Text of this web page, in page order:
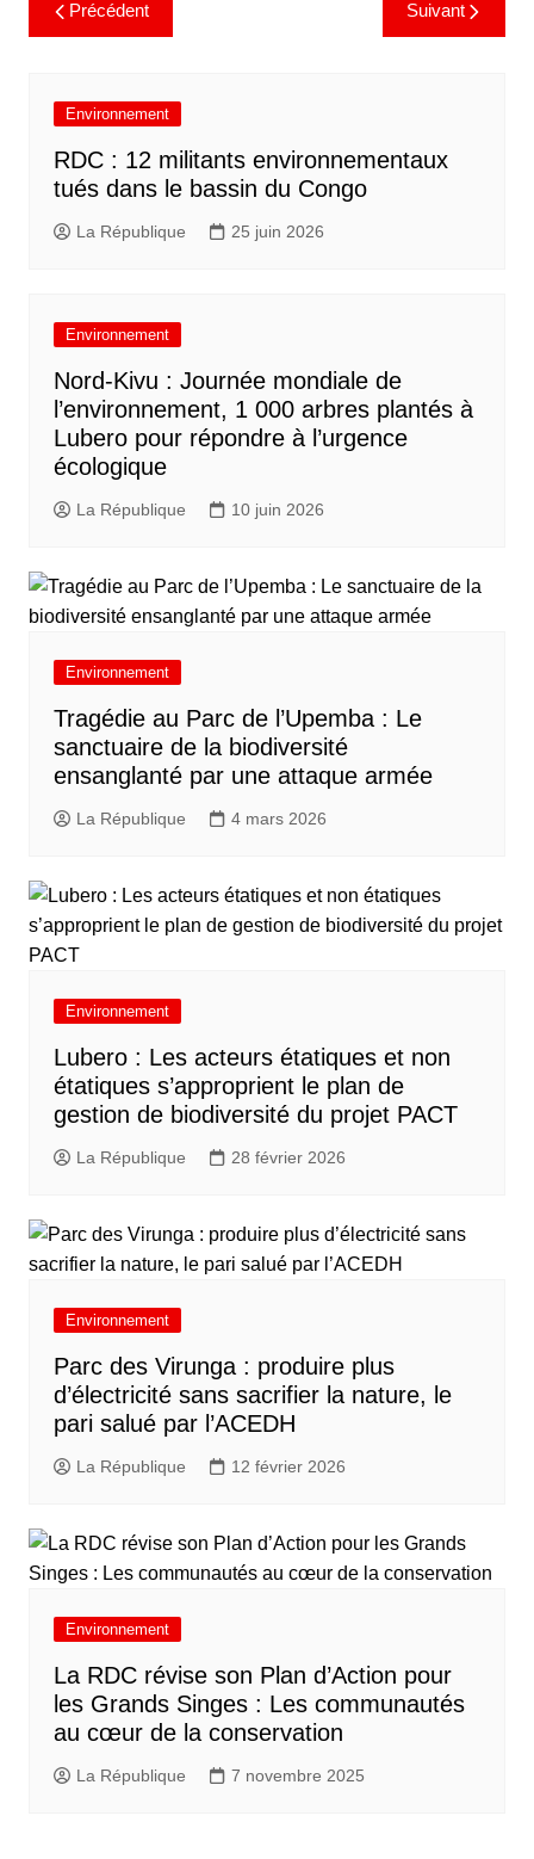
Précédent Suivant
Environnement
RDC : 12 militants environnementaux
tués dans le bassin du Congo
La République 25 juin 2026
Environnement
Nord-Kivu : Journée mondiale de
l’environnement, 1 000 arbres plantés à
Lubero pour répondre à l’urgence
écologique
La République 10 juin 2026
Environnement
Tragédie au Parc de l’Upemba : Le
sanctuaire de la biodiversité
ensanglanté par une attaque armée
La République 4 mars 2026
Environnement
Lubero : Les acteurs étatiques et non
étatiques s’approprient le plan de
gestion de biodiversité du projet PACT
La République 28 février 2026
Environnement
Parc des Virunga : produire plus
d’électricité sans sacrifier la nature, le
pari salué par l’ACEDH
La République 12 février 2026
Environnement
La RDC révise son Plan d’Action pour
les Grands Singes : Les communautés
au cœur de la conservation
La République 7 novembre 2025